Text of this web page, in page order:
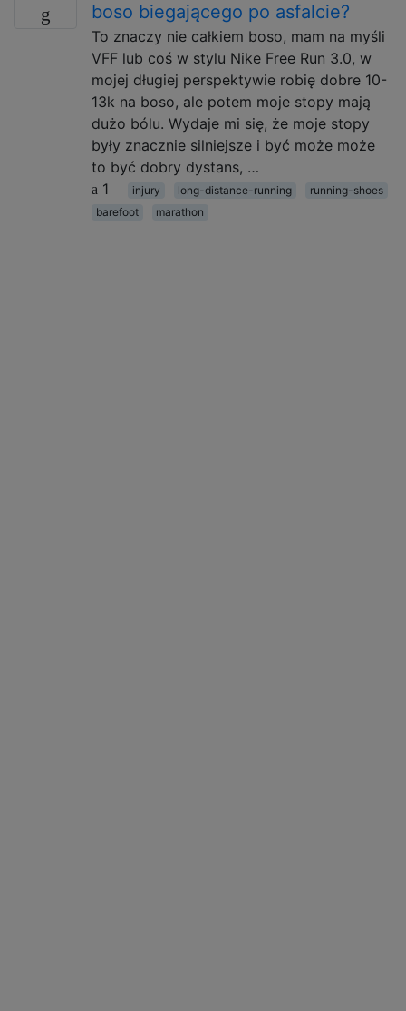
boso biegającego po asfalcie?
To znaczy nie całkiem boso, mam na myśli
VFF lub coś w stylu Nike Free Run 3.0, w
mojej długiej perspektywie robię dobre 10-
13k na boso, ale potem moje stopy mają
dużo bólu. Wydaje mi się, że moje stopy
były znacznie silniejsze i być może może
to być dobry dystans, …
1
injury long-distance-running
running-shoes
barefoot
marathon